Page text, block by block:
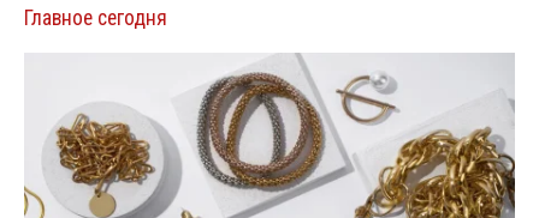
Главное сегодня